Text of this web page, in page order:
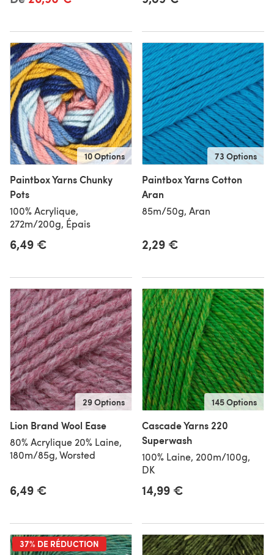
10 Options
Paintbox Yarns Chunky
Pots
100% Acrylique,
272m/200g, Épais
6,49 €
73 Options
Paintbox Yarns Cotton
Aran
85m/50g, Aran
2,29 €
29 Options
Lion Brand Wool Ease
80% Acrylique 20% Laine,
180m/85g, Worsted
6,49 €
145 Options
Cascade Yarns 220
Superwash
100% Laine, 200m/100g,
DK
14,99 €
37% DE RÉDUCTION